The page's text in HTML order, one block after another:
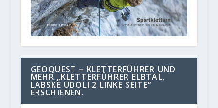
GEOQUEST – KLETTERFÜHRER UND
MEHR „KLETTERFÜHRER ELBTAL,
LABSKE UDOLI 2 LINKE SEITE“
ERSCHIENEN.